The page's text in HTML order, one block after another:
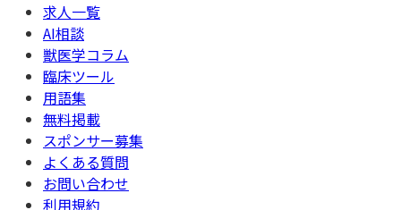
求人一覧
AI相談
獣医学コラム
臨床ツール
用語集
無料掲載
スポンサー募集
よくある質問
お問い合わせ
利用規約